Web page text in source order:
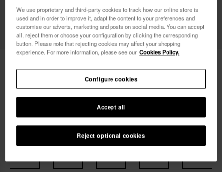
Seleziona la tua taglia
Privacy.
voglio un 10% di sconto
We use proprietary and third-party cookies to track how our online store is
used and in order to improve it, adapt the content to your preferences and
customise our adverts, marketing and posts on social media. You can accept
all, reject them or choose your configuration by clicking the corresponding
button. Please note that rejecting cookies may affect your shopping
experience. For more information, please see our Cookies Policy.
Reject optional cookies
Accept all
Configure cookies